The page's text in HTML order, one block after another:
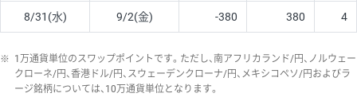
8/31(水) 9/2(金) -380 380 4
※ 1万通貨単位のスワップポイントです。ただし、南アフリカランド/円、ノルウェー
クローネ/円、香港ドル/円、スウェーデンクローナ/円、メキシコペソ/円およびラ
ージ銘柄については、10万通貨単位となります。